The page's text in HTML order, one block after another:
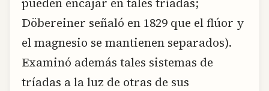
Döbereiner señaló en 1829 que el flúor y
el magnesio se mantienen separados).
Examinó además tales sistemas de
tríadas a la luz de otras de sus